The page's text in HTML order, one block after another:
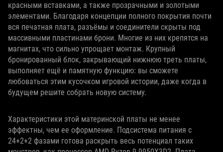
красными вставками, а также прозрачными и золотыми
элементами. Благодаря концепции полного покрытия почти
вся печатная плата, разъёмы и соединители скрыты под
массивными пластинами брони. Многие из них крепятся на
магнитах, что сильно упрощает монтаж. Крупный
бронированный блок, закрывающий нижнюю треть платы,
выполняет ещё и памятную функцию: вы сможете
любоваться этим кусочком игровой истории, даже когда в
будущем решите собрать новую систему.
Характеристики этой материнской платы не менее
эффектны, чем ее оформление. Подсистема питания с
24+2+2 фазами готова раскрыть весь потенциал таких